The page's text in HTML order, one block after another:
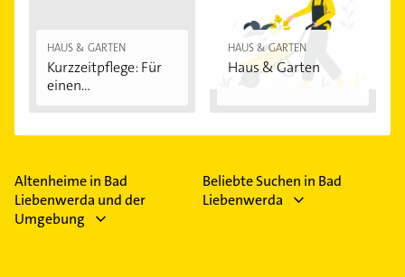
HAUS & GARTEN
Kurzzeitpflege: Für
einen
HAUS & GARTEN
Haus & Garten
Altenheime in Bad
Liebenwerda und der
Umgebung
Beliebte Suchen in Bad
Liebenwerda